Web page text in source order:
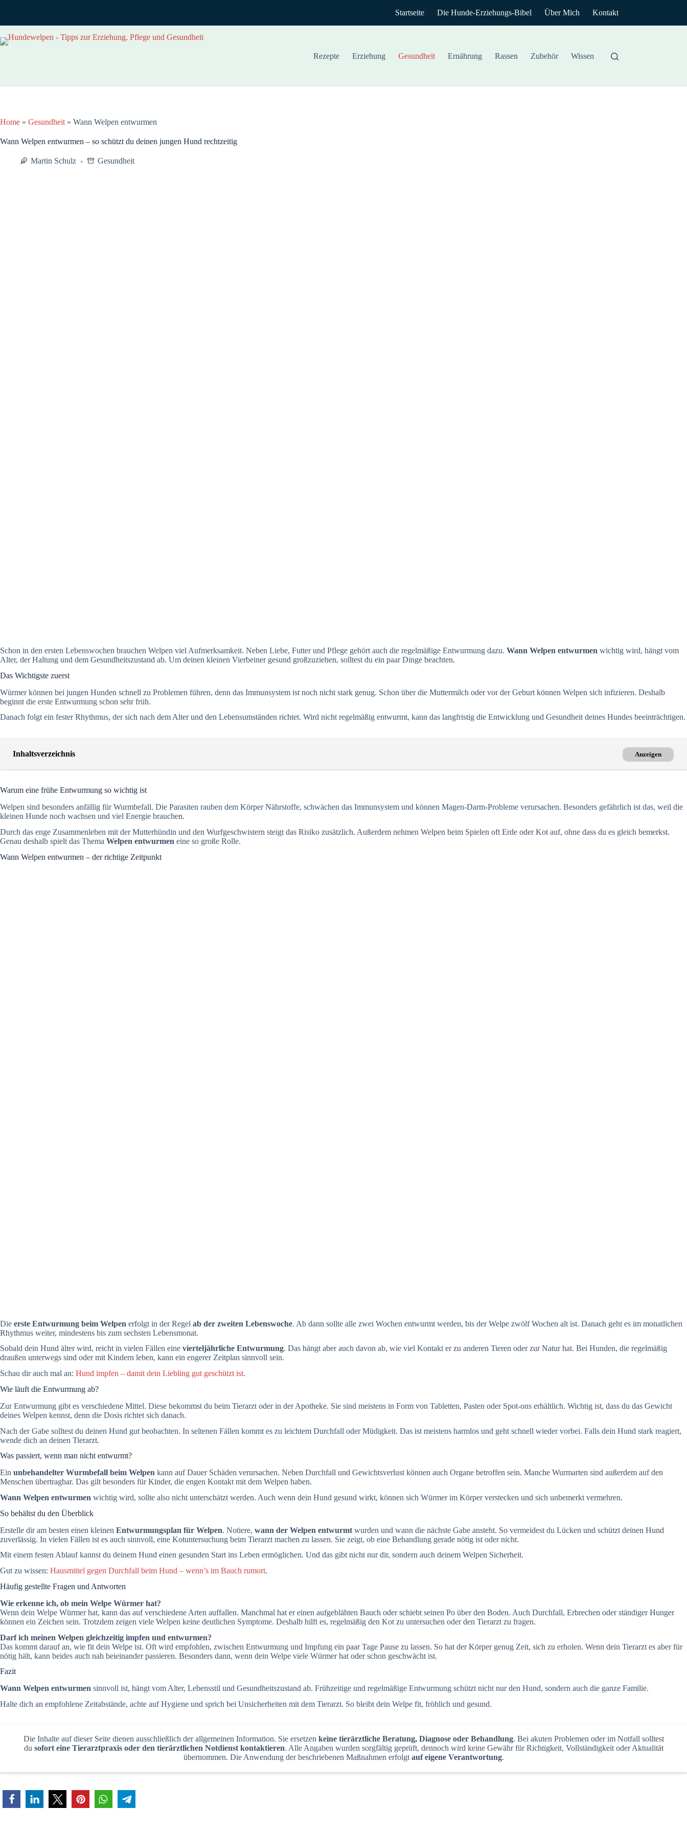
Startseite Die Hunde-Erziehungs-Bibel Über Mich Kontakt
Rezepte Erziehung Gesundheit Ernährung Rassen Zubehör Wissen
Home » Gesundheit » Wann Welpen entwurmen
Wann Welpen entwurmen – so schützt du deinen jungen Hund rechtzeitig
Martin Schulz Gesundheit
Schon in den ersten Lebenswochen brauchen Welpen viel Aufmerksamkeit. Neben Liebe, Futter und Pflege gehört auch die regelmäßige Entwurmung dazu. Wann Welpen entwurmen wichtig wird, hängt vom
Alter, der Haltung und dem Gesundheitszustand ab. Um deinen kleinen Vierbeiner gesund großzuziehen, solltest du ein paar Dinge beachten.
Das Wichtigste zuerst
Würmer können bei jungen Hunden schnell zu Problemen führen, denn das Immunsystem ist noch nicht stark genug. Schon über die Muttermilch oder vor der Geburt können Welpen sich infizieren. Deshalb
beginnt die erste Entwurmung schon sehr früh.
Danach folgt ein fester Rhythmus, der sich nach dem Alter und den Lebensumständen richtet. Wird nicht regelmäßig entwurmt, kann das langfristig die Entwicklung und Gesundheit deines Hundes beeinträchtigen.
Inhaltsverzeichnis Anzeigen
Warum eine frühe Entwurmung so wichtig ist
Welpen sind besonders anfällig für Wurmbefall. Die Parasiten rauben dem Körper Nährstoffe, schwächen das Immunsystem und können Magen-Darm-Probleme verursachen. Besonders gefährlich ist das, weil die
kleinen Hunde noch wachsen und viel Energie brauchen.
Durch das enge Zusammenleben mit der Mutterhündin und den Wurfgeschwistern steigt das Risiko zusätzlich. Außerdem nehmen Welpen beim Spielen oft Erde oder Kot auf, ohne dass du es gleich bemerkst.
Genau deshalb spielt das Thema Welpen entwurmen eine so große Rolle.
Wann Welpen entwurmen – der richtige Zeitpunkt
Die erste Entwurmung beim Welpen erfolgt in der Regel ab der zweiten Lebenswoche. Ab dann sollte alle zwei Wochen entwurmt werden, bis der Welpe zwölf Wochen alt ist. Danach geht es im monatlichen
Rhythmus weiter, mindestens bis zum sechsten Lebensmonat.
Sobald dein Hund älter wird, reicht in vielen Fällen eine vierteljährliche Entwurmung. Das hängt aber auch davon ab, wie viel Kontakt er zu anderen Tieren oder zur Natur hat. Bei Hunden, die regelmäßig
draußen unterwegs sind oder mit Kindern leben, kann ein engerer Zeitplan sinnvoll sein.
Schau dir auch mal an: Hund impfen – damit dein Liebling gut geschützt ist.
Wie läuft die Entwurmung ab?
Zur Entwurmung gibt es verschiedene Mittel. Diese bekommst du beim Tierarzt oder in der Apotheke. Sie sind meistens in Form von Tabletten, Pasten oder Spot-ons erhältlich. Wichtig ist, dass du das Gewicht
deines Welpen kennst, denn die Dosis richtet sich danach.
Nach der Gabe solltest du deinen Hund gut beobachten. In seltenen Fällen kommt es zu leichtem Durchfall oder Müdigkeit. Das ist meistens harmlos und geht schnell wieder vorbei. Falls dein Hund stark reagiert,
wende dich an deinen Tierarzt.
Was passiert, wenn man nicht entwurmt?
Ein unbehandelter Wurmbefall beim Welpen kann auf Dauer Schäden verursachen. Neben Durchfall und Gewichtsverlust können auch Organe betroffen sein. Manche Wurmarten sind außerdem auf den
Menschen übertragbar. Das gilt besonders für Kinder, die engen Kontakt mit dem Welpen haben.
Wann Welpen entwurmen wichtig wird, sollte also nicht unterschätzt werden. Auch wenn dein Hund gesund wirkt, können sich Würmer im Körper verstecken und sich unbemerkt vermehren.
So behältst du den Überblick
Erstelle dir am besten einen kleinen Entwurmungsplan für Welpen. Notiere, wann der Welpen entwurmt wurden und wann die nächste Gabe ansteht. So vermeidest du Lücken und schützt deinen Hund
zuverlässig. In vielen Fällen ist es auch sinnvoll, eine Kotuntersuchung beim Tierarzt machen zu lassen. Sie zeigt, ob eine Behandlung gerade nötig ist oder nicht.
Mit einem festen Ablauf kannst du deinem Hund einen gesunden Start ins Leben ermöglichen. Und das gibt nicht nur dir, sondern auch deinem Welpen Sicherheit.
Gut zu wissen: Hausmittel gegen Durchfall beim Hund – wenn’s im Bauch rumort.
Häufig gestellte Fragen und Antworten
Wie erkenne ich, ob mein Welpe Würmer hat?
Wenn dein Welpe Würmer hat, kann das auf verschiedene Arten auffallen. Manchmal hat er einen aufgeblähten Bauch oder schiebt seinen Po über den Boden. Auch Durchfall, Erbrechen oder ständiger Hunger
können ein Zeichen sein. Trotzdem zeigen viele Welpen keine deutlichen Symptome. Deshalb hilft es, regelmäßig den Kot zu untersuchen oder den Tierarzt zu fragen.
Darf ich meinen Welpen gleichzeitig impfen und entwurmen?
Das kommt darauf an, wie fit dein Welpe ist. Oft wird empfohlen, zwischen Entwurmung und Impfung ein paar Tage Pause zu lassen. So hat der Körper genug Zeit, sich zu erholen. Wenn dein Tierarzt es aber für
nötig hält, kann beides auch nah beieinander passieren. Besonders dann, wenn dein Welpe viele Würmer hat oder schon geschwächt ist.
Fazit
Wann Welpen entwurmen sinnvoll ist, hängt vom Alter, Lebensstil und Gesundheitszustand ab. Frühzeitige und regelmäßige Entwurmung schützt nicht nur den Hund, sondern auch die ganze Familie.
Halte dich an empfohlene Zeitabstände, achte auf Hygiene und sprich bei Unsicherheiten mit dem Tierarzt. So bleibt dein Welpe fit, fröhlich und gesund.
Die Inhalte auf dieser Seite dienen ausschließlich der allgemeinen Information. Sie ersetzen keine tierärztliche Beratung, Diagnose oder Behandlung. Bei akuten Problemen oder im Notfall solltest
du sofort eine Tierarztpraxis oder den tierärztlichen Notdienst kontaktieren. Alle Angaben wurden sorgfältig geprüft, dennoch wird keine Gewähr für Richtigkeit, Vollständigkeit oder Aktualität
übernommen. Die Anwendung der beschriebenen Maßnahmen erfolgt auf eigene Verantwortung.